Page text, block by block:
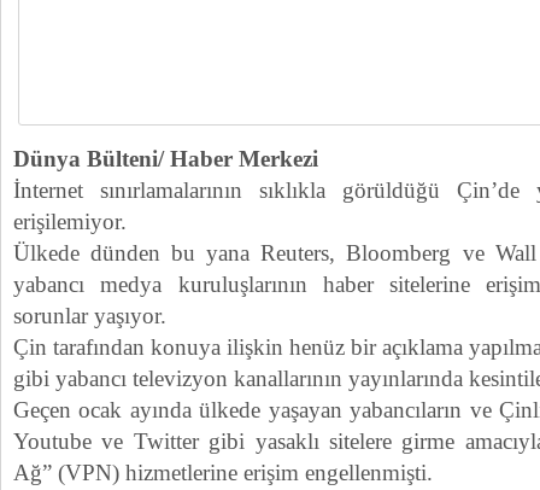
Dünya Bülteni/ Haber Merkezi
İnternet sınırlamalarının sıklıkla görüldüğü Çin’de
erişilemiyor.
Ülkede dünden bu yana Reuters, Bloomberg ve
yabancı medya kuruluşlarının haber sitelerine
sorunlar yaşıyor.
Çin tarafından konuya ilişkin henüz bir açıklama
gibi yabancı televizyon kanallarının yayınlarında
Geçen ocak ayında ülkede yaşayan yabancıların ve
Youtube ve Twitter gibi yasaklı sitelere girme
Ağ” (VPN) hizmetlerine erişim engellenmişti.